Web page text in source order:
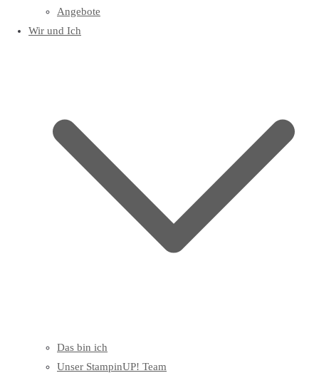
Angebote
Wir und Ich
Das bin ich
Unser StampinUP! Team